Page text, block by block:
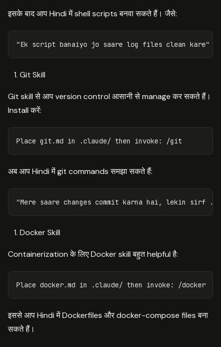
इसके बाद आप Hindi में shell scripts बनवा सकते हैं। जैसे:
Git Skill
Git skill से आप version control आसानी से manage कर सकते हैं।
Install करें:
Place git.md in .claude/ then
अब आप Hindi में git commands समझा सकते हैं:
Docker Skill
Containerization के लिए Docker skill बहुत helpful है:
Place docker.md in .claude/ then
इससे आप Hindi में Dockerfiles और docker-compose files बना
सकते हैं।